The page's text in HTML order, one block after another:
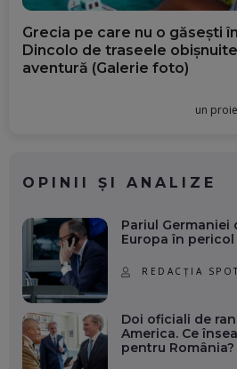
Grecia pe care nu o găsești
Dincolo de traseele
aventură (Galerie foto)
un
OPINII ȘI ANALIZE
Pariul Germaniei
Europa în pericol
REDACȚIA
Doi oficiali de
America. Ce
pentru România?